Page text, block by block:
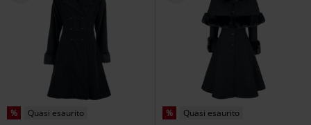
% Quasi esaurito % Quasi esaurito